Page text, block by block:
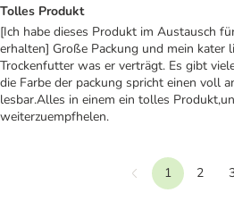
Tolles Produkt
[Ich habe dieses Produkt im Austausch
erhalten] Große Packung und mein kater
Trockenfutter was er verträgt. Es gibt
die Farbe der packung spricht einen voll
lesbar.Alles in einem ein tolles
weiterzuempfhelen.
Vorherige
1 2